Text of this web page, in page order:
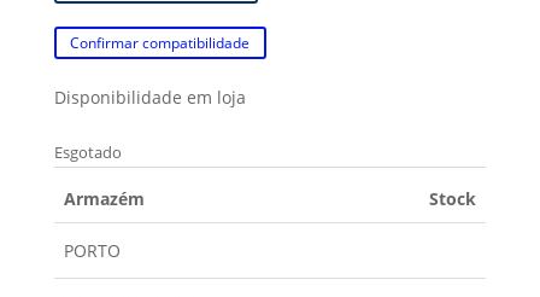
Confirmar compatibilidade
Disponibilidade em loja
Esgotado
Armazém Stock
PORTO